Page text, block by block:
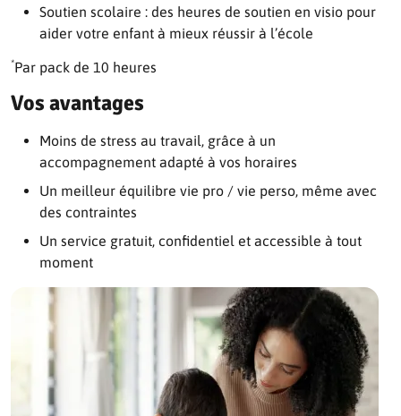
Soutien scolaire : des heures de soutien en visio pour
aider votre enfant à mieux réussir à l’école
*Par pack de 10 heures
Vos avantages
Moins de stress au travail, grâce à un
accompagnement adapté à vos horaires
Un meilleur équilibre vie pro / vie perso, même avec
des contraintes
Un service gratuit, confidentiel et accessible à tout
moment